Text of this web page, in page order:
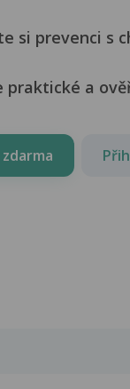
si prevenci s
praktické a